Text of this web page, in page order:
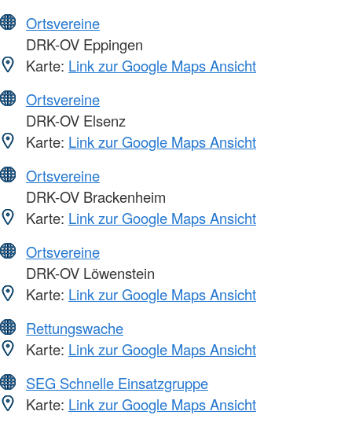
Ortsvereine
DRK-OV Eppingen
Karte: Link zur Google Maps Ansicht
Ortsvereine
DRK-OV Elsenz
Karte: Link zur Google Maps Ansicht
Ortsvereine
DRK-OV Brackenheim
Karte: Link zur Google Maps Ansicht
Ortsvereine
DRK-OV Löwenstein
Karte: Link zur Google Maps Ansicht
Rettungswache
Karte: Link zur Google Maps Ansicht
SEG Schnelle Einsatzgruppe
Karte: Link zur Google Maps Ansicht